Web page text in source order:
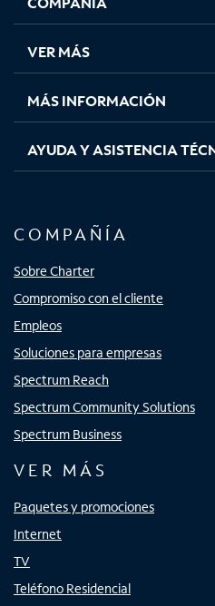
en
pestaña
nueva
en
pestaña
nueva
en
pestaña
nueva
en
nueva
VER MÁS
MÁS INFORMACIÓN
AYUDA Y ASISTENCIA
COMPAÑÍA
Sobre Charter
Compromiso con el cliente
Empleos
Soluciones para empresas
Spectrum Reach
Spectrum Community Solutions
Spectrum Business
VER MÁS
Paquetes y promociones
Internet
TV
Teléfono Residencial